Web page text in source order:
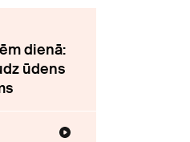
dienā:
ūdens